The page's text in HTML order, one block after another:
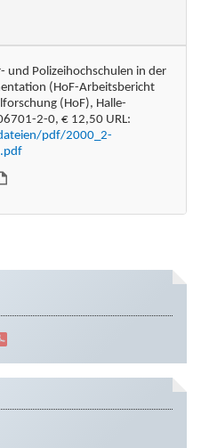
Polizeihochschulen in der
(HoF-Arbeitsbericht
(HoF), Halle-
2-0, € 12,50 URL:
pdf/2000_2-